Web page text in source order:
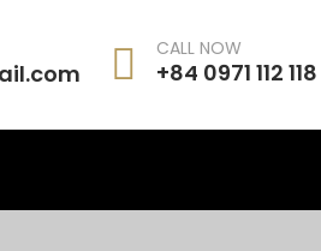
CALL NOW
+84 0971 112 118